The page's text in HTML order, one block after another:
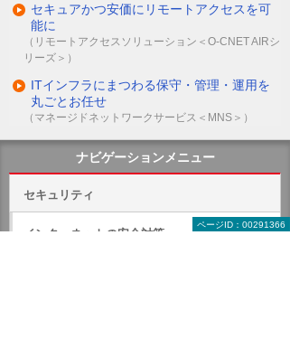
セキュアかつ安価にリモートアクセスを可
能に
（リモートアクセスソリューション＜O-CNET AIRシ
リーズ＞）
ITインフラにまつわる保守・管理・運用を
丸ごとお任せ
（マネージドネットワークサービス＜MNS＞）
ページID：00291366
ナビゲーションメニュー
セキュリティ
インターネットの安全対策